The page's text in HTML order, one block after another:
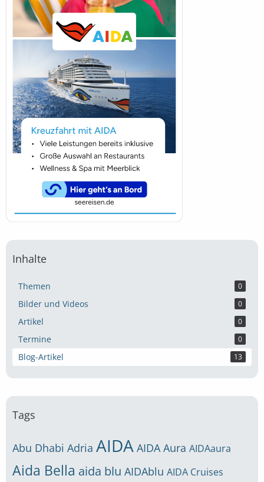
Inhalte
Themen 0
Bilder und Videos 0
Artikel 0
Termine 0
Blog-Artikel 13
Tags
Abu Dhabi Adria AIDA AIDA Aura AIDAaura
Aida Bella aida blu AIDAblu AIDA Cruises